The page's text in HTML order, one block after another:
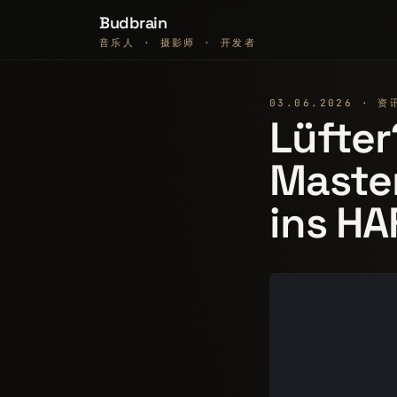
Budbrain
音乐人 · 摄影师 · 开发者
03.06.2026 · 资
ins